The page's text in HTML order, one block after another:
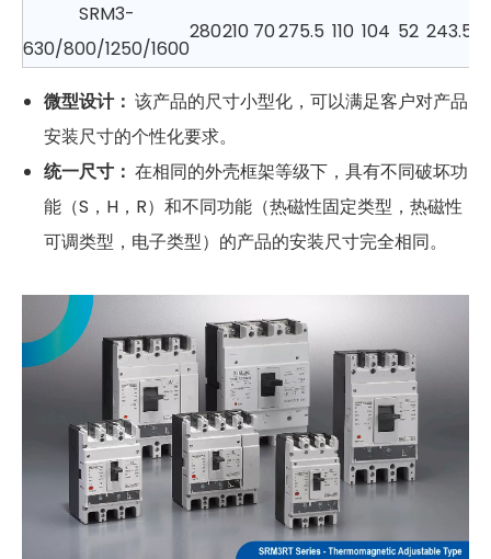
SRM3-
630/800/1250/1600
280210 70275.5 110 104 52 243.5
微型设计： 该产品的尺寸小型化，可以满足客户对产品
安装尺寸的个性化要求。
统一尺寸： 在相同的外壳框架等级下，具有不同破坏功
能（S，H，R）和不同功能（热磁性固定类型，热磁性
可调类型，电子类型）的产品的安装尺寸完全相同。